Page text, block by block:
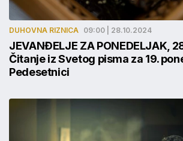
DUHOVNA RIZNICA 09:00 | 28.10.2024
JEVANĐELJE ZA PONEDELJAK,
Čitanje iz Svetog pisma za 19.
Pedesetnici